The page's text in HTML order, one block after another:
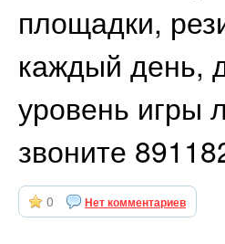
площадки,
каждый день,
уровень игры
звоните
0 Нет комментариев